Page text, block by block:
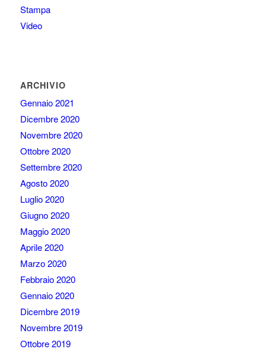
Stampa
Video
ARCHIVIO
Gennaio 2021
Dicembre 2020
Novembre 2020
Ottobre 2020
Settembre 2020
Agosto 2020
Luglio 2020
Giugno 2020
Maggio 2020
Aprile 2020
Marzo 2020
Febbraio 2020
Gennaio 2020
Dicembre 2019
Novembre 2019
Ottobre 2019